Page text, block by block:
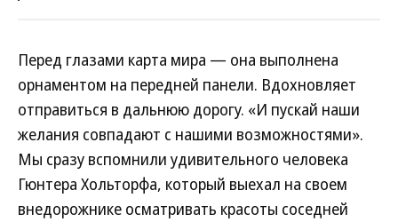
Перед глазами карта мира — она выполнена
орнаментом на передней панели. Вдохновляет
отправиться в дальнюю дорогу. «И пускай наши
желания совпадают с нашими возможностями».
Мы сразу вспомнили удивительного человека
Гюнтера Хольторфа, который выехал на своем
внедорожнике осматривать красоты соседней